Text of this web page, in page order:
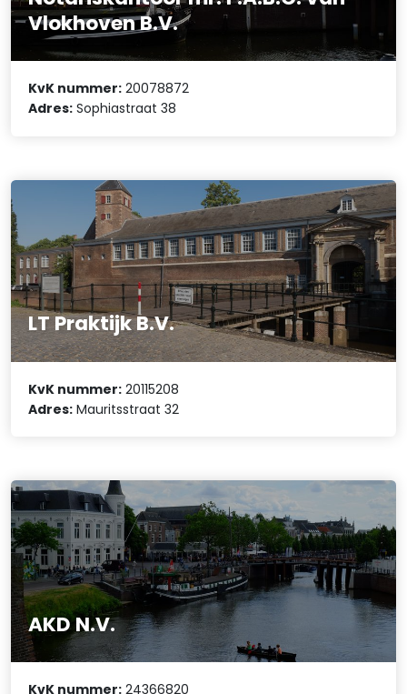
Vlokhoven B.V.
KvK nummer: 20078872
Adres: Sophiastraat 38
LT Praktijk B.V.
KvK nummer: 20115208
Adres: Mauritsstraat 32
AKD N.V.
KvK nummer: 24366820